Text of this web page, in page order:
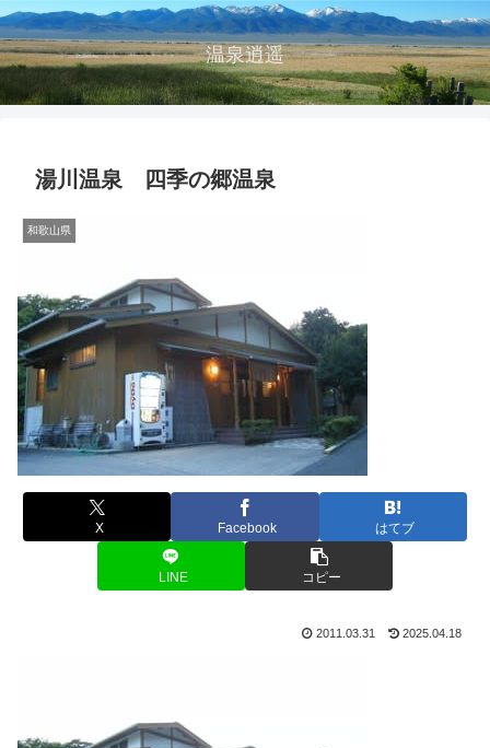
温泉逍遥
湯川温泉 四季の郷温泉
和歌山県
X Facebook はてブ
LINE コピー
2011.03.31 2025.04.18